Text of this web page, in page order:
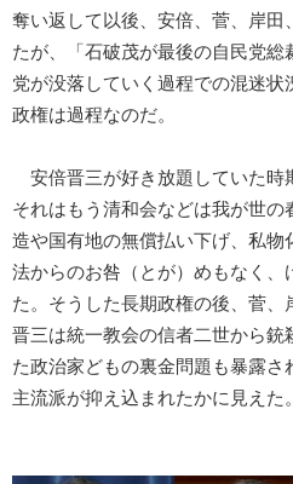
奪い返して以後、安倍、菅、岸田
たが、「石破茂が最後の自民党総
党が没落していく過程での混迷
政権は過程なのだ。
安倍晋三が好き放題していた時
それはもう清和会などは我が世の
造や国有地の無償払い下げ、私物
法からのお咎（とが）めもなく、
た。そうした長期政権の後、菅
晋三は統一教会の信者二世から銃
た政治家どもの裏金問題も暴露
主流派が抑え込まれたかに見えた。